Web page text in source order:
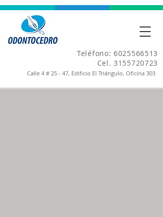
Teléfono: 6025566513
Cel. 3155720723
Calle 4 # 25 - 47, Edificio El Triángulo, Oficina 303